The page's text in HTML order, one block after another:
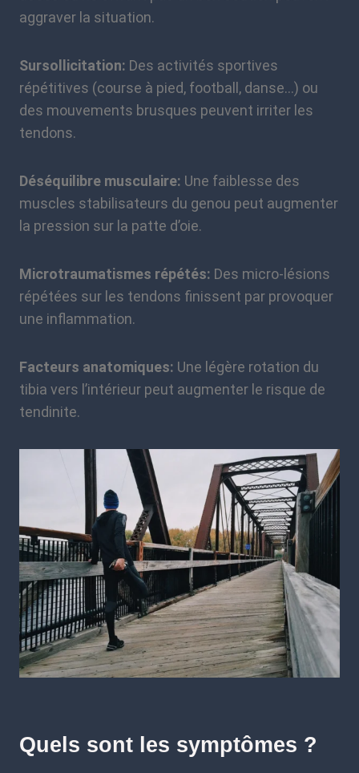
aggraver la situation.
Sursollicitation: Des activités sportives
répétitives (course à pied, football, danse…) ou
des mouvements brusques peuvent irriter les
tendons.
Déséquilibre musculaire: Une faiblesse des
muscles stabilisateurs du genou peut augmenter
la pression sur la patte d’oie.
Microtraumatismes répétés: Des micro-lésions
répétées sur les tendons finissent par provoquer
une inflammation.
Facteurs anatomiques: Une légère rotation du
tibia vers l’intérieur peut augmenter le risque de
tendinite.
Quels sont les symptômes ?